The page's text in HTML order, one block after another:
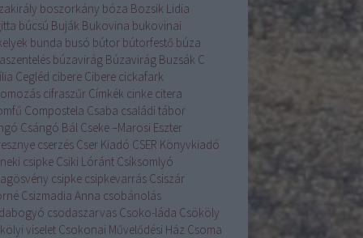
boszorkány bóza Bozsik Lidia
búcsú Buják Bukovina bukovinai
bunda busó bútor bútorfestő búza
búzavirág Búzavirág Buzsák C
Cegléd cibere Cibere cickafark
cifraszűr Címkék cinke citera
Compostela Csaba családi tábor
Csángó Bál Cseke –Marosi Eszter
cserzés Cser Kiadó CSER Könyvkiadó
csipke Csiki Lóránt Csíksomlyó
csipke csipkevarrás Csiszár
Csizmadia Anna csobánolás
csodaszarvas Csoko-láda Csököly
viselet Csokonai Művelődési Ház Csoma